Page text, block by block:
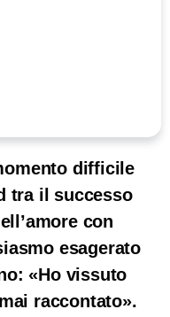
difficile
tra il successo
con
esagerato
«Ho vissuto
raccontato».